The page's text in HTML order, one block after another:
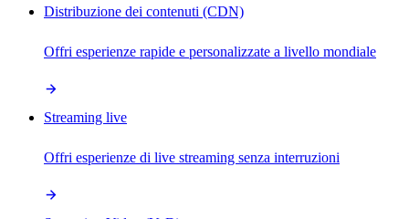
Distribuzione dei contenuti (CDN)
Offri esperienze rapide e personalizzate a livello mondiale
Streaming live
Offri esperienze di live streaming senza interruzioni